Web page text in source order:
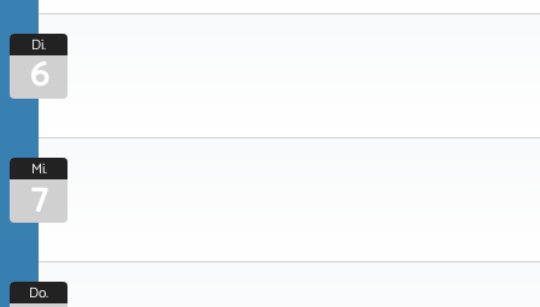
Di.
6
Mi.
7
Do.